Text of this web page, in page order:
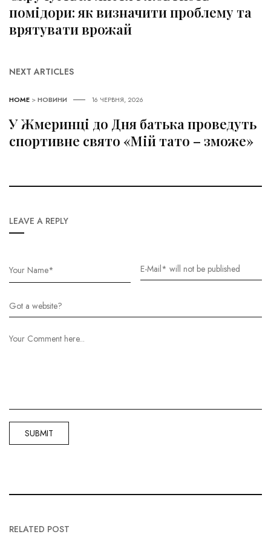
помідори: як визначити проблему та
врятувати врожай
NEXT ARTICLES
HOME >НОВИНИ 16 ЧЕРВНЯ, 2026
У Жмеринці до Дня батька проведуть
спортивне свято «Мій тато – зможе»
LEAVE A REPLY
RELATED POST